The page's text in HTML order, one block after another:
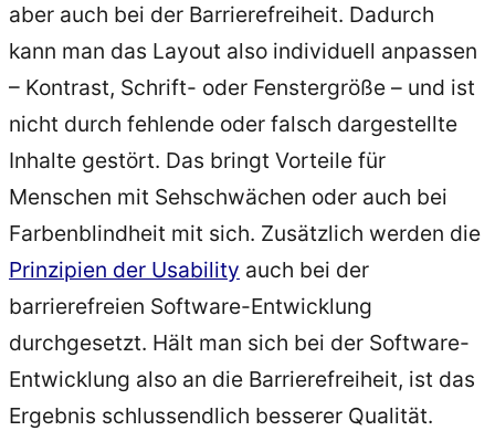
aber auch bei der Barrierefreiheit. Dadurch
kann man das Layout also individuell anpassen
– Kontrast, Schrift- oder Fenstergröße – und ist
nicht durch fehlende oder falsch dargestellte
Inhalte gestört. Das bringt Vorteile für
Menschen mit Sehschwächen oder auch bei
Farbenblindheit mit sich. Zusätzlich werden die
Prinzipien der Usability auch bei der
barrierefreien Software-Entwicklung
durchgesetzt. Hält man sich bei der Software-
Entwicklung also an die Barrierefreiheit, ist das
Ergebnis schlussendlich besserer Qualität.